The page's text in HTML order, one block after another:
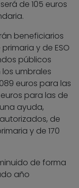
de 105 euros
beneficiarios
y de ESO
públicos
umbrales
euros para las
para las de
ayuda,
de
y de 170
de forma
año